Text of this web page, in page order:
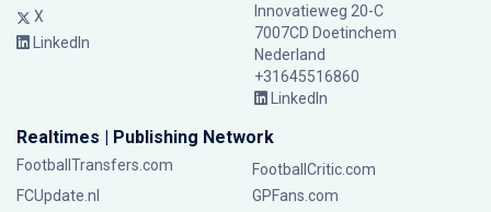
X
LinkedIn
Innovatieweg 20-C
7007CD Doetinchem
Nederland
+31645516860
LinkedIn
Realtimes | Publishing Network
FootballTransfers.com
FootballCritic.com
FCUpdate.nl
GPFans.com